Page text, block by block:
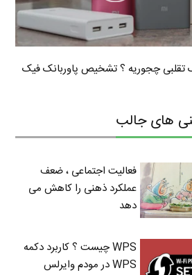
تقلبی چجوریه ؟ تشخیص پاوربانک فیک
های جالب
فعالیت اجتماعی ، ضعف
عملکرد ذهنی را کاهش می
دهد
WPS چیست ؟ کاربرد دکمه
WPS در مودم وایرلس